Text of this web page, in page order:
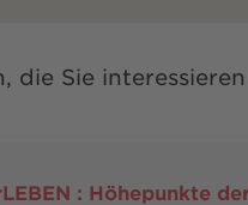
die Sie
: Höhepunkte